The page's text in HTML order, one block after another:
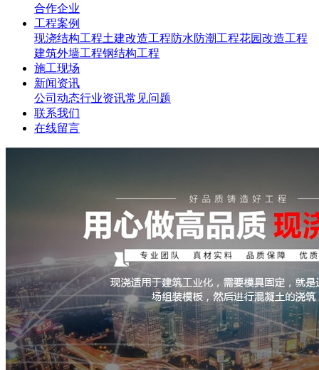
合作企业
工程案例
现浇结构工程土建改造工程防水防潮工程花园改造工程
建筑外墙工程钢结构工程
施工现场
新闻资讯
公司动态行业资讯常见问题
联系我们
在线留言